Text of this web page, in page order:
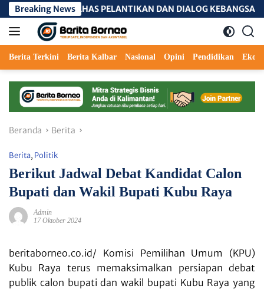
Langsung
ke
konten
Breaking News
BAHAS PELANTIKAN DAN DIALOG KEBANGSAAN
Berita Terkini Berita Kalbar Nasional Opini Pendidikan
Beranda Berita
Berita, Politik
Berikut Jadwal Debat Kandidat Calon
Bupati dan Wakil Bupati Kubu Raya
Admin
17 Oktober 2024
beritaborneo.co.id/ Komisi Pemilihan Umum (KPU)
Kubu Raya terus memaksimalkan persiapan debat
publik calon bupati dan wakil bupati Kubu Raya yang